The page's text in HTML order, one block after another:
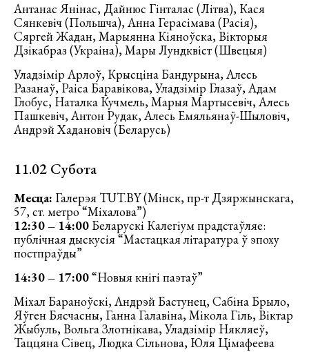
Антанас Янінас, Дайнюс Гінталас (Літва), Кася
Сянкевіч (Польшча), Анна Герасімава (Расія),
Сяргей Жадан, Марыянна Кіяноўска, Вікторыя
Дзікабраз (Украіна), Мары Лундквіст (Швецыя)
Уладзімір Арлоў, Крысціна Бандурына, Алесь
Разанаў, Раіса Баравікова, Уладзімір Глазаў, Адам
Глобус, Наталка Кучмель, Марыя Мартысевіч, Алесь
Пашкевіч, Антон Рудак, Алесь Емяльянаў-Шыловіч,
Андрэй Хадановіч (Беларусь)
11.02 Субота
Месца: Галерэя TUT.BY (Мінск, пр-т Дзяржынскага,
57, ст. метро “Міхалова”)
12:30 – 14:00Беларускі Калегіум прадстаўляе:
публічная дыскусія “Мастацкая літаратура ў эпоху
постпраўды”
14:30 – 17:00“Новыя кнігі паэтаў”
Міхал Бараноўскі, Андрэй Бастунец, Сабіна Брыло,
Яўген Бясчасны, Ганна Галавіна, Мікола Гіль, Віктар
Жыбуль, Вольга Злотнікава, Уладзімір Някляеў,
Таццяна Сівец, Людка Сільнова, Юля Цімафеева